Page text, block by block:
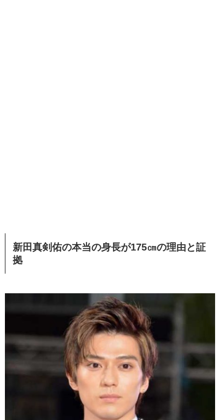
新田真剣佑の本当の身長が175㎝の理由と証
拠